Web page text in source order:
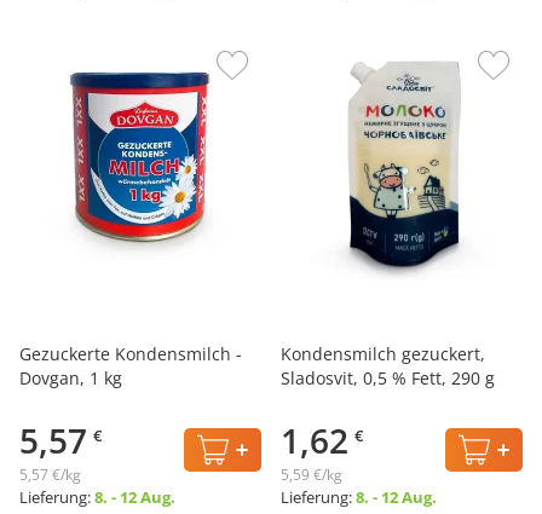
Gezuckerte Kondensmilch -
Dovgan, 1 kg
5,57 €
5,57 €/kg
Lieferung:8. - 12 Aug.
Kondensmilch gezuckert,
Sladosvit, 0,5 % Fett, 290 g
1,62 €
5,59 €/kg
Lieferung:8. - 12 Aug.